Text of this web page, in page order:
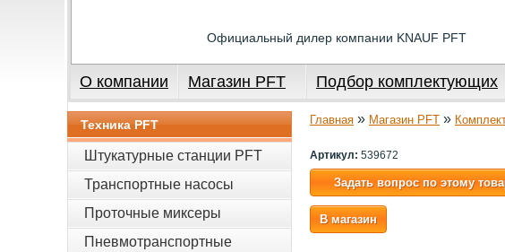
Официальный дилер компании KNAUF PFT
О компании Магазин PFT Подбор комплектующих
Главная » Магазин PFT »
Артикул: 539672
Задать вопрос по этому
В магазин
Техника PFT
Штукатурные станции PFT
Транспортные насосы
Проточные миксеры
Пневмотранспортные